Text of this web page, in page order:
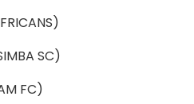
SC)
FC)